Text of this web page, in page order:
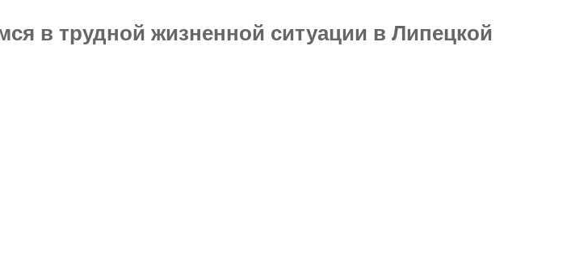
в трудной жизненной ситуации в Липецкой